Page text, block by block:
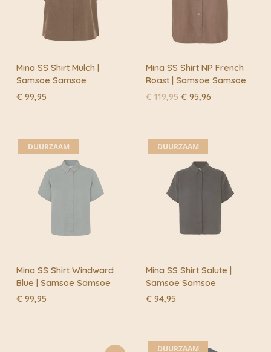
Mina SS Shirt Mulch |
Samsoe Samsoe
€ 99,95
Mina SS Shirt NP French
Roast | Samsoe Samsoe
€119,95 Oorspronkelijke
€ 95,96
DUURZAAM
Mina SS Shirt Windward
Blue | Samsoe Samsoe
€ 99,95
DUURZAAM
Mina SS Shirt Salute |
Samsoe Samsoe
€ 94,95
DUURZAAM